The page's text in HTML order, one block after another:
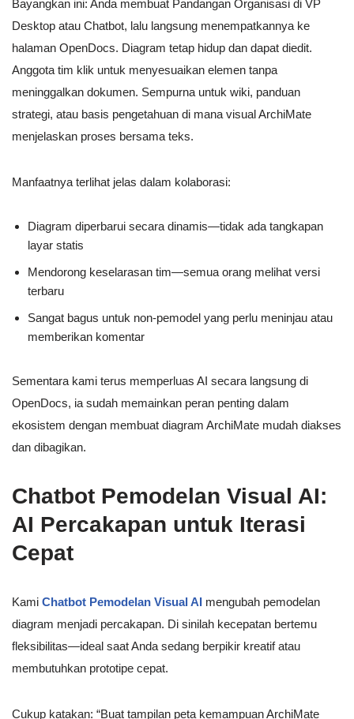
Bayangkan ini: Anda membuat Pandangan Organisasi di VP
Desktop atau Chatbot, lalu langsung menempatkannya ke
halaman OpenDocs. Diagram tetap hidup dan dapat diedit.
Anggota tim klik untuk menyesuaikan elemen tanpa
meninggalkan dokumen. Sempurna untuk wiki, panduan
strategi, atau basis pengetahuan di mana visual ArchiMate
menjelaskan proses bersama teks.
Manfaatnya terlihat jelas dalam kolaborasi:
Diagram diperbarui secara dinamis—tidak ada tangkapan
layar statis
Mendorong keselarasan tim—semua orang melihat versi
terbaru
Sangat bagus untuk non-pemodel yang perlu meninjau atau
memberikan komentar
Sementara kami terus memperluas AI secara langsung di
OpenDocs, ia sudah memainkan peran penting dalam
ekosistem dengan membuat diagram ArchiMate mudah diakses
dan dibagikan.
Chatbot Pemodelan Visual AI:
AI Percakapan untuk Iterasi
Cepat
Kami Chatbot Pemodelan Visual AI mengubah pemodelan
diagram menjadi percakapan. Di sinilah kecepatan bertemu
fleksibilitas—ideal saat Anda sedang berpikir kreatif atau
membutuhkan prototipe cepat.
Cukup katakan: “Buat tampilan peta kemampuan ArchiMate